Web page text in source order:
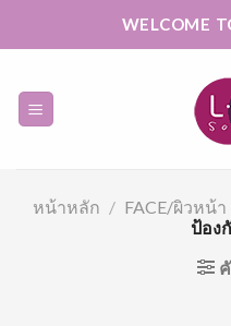
WELCOME
หน้าหลัก / FACE/ผิวหน้า
ป้อง